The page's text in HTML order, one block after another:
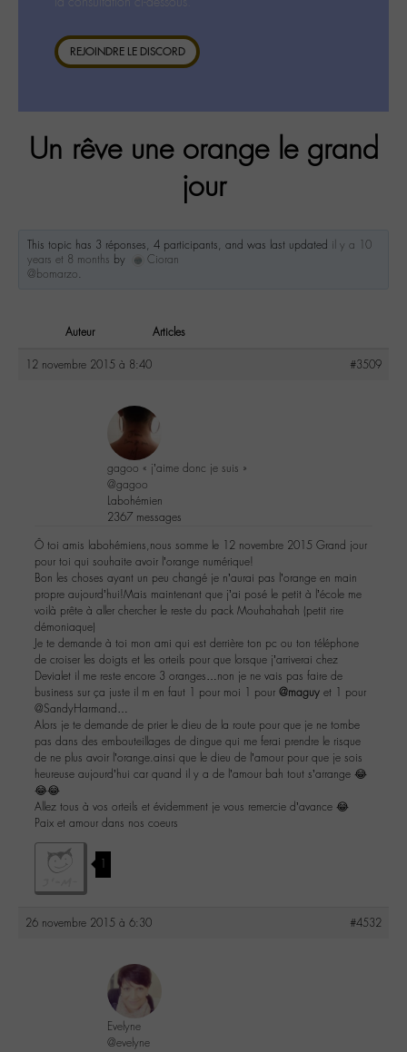
REJOINDRE LE DISCORD
Un rêve une orange le grand
jour
This topic has 3 réponses, 4 participants, and was last updated il y a 10
years et 8 months by
Cioran
@bomarzo.
Auteur Articles
12 novembre 2015 à 8:40 #3509
gagoo « j’aime donc je suis »
@gagoo
Labohémien
2367 messages
Ô toi amis labohémiens,nous somme le 12 novembre 2015 Grand jour
pour toi qui souhaite avoir l’orange numérique!
Bon les choses ayant un peu changé je n’aurai pas l’orange en main
propre aujourd’hui!Mais maintenant que j’ai posé le petit à l’école me
voilà prête à aller chercher le reste du pack Mouhahahah (petit rire
démoniaque)
Je te demande à toi mon ami qui est derrière ton pc ou ton téléphone
de croiser les doigts et les orteils pour que lorsque j’arriverai chez
Devialet il me reste encore 3 oranges…non je ne vais pas faire de
business sur ça juste il m en faut 1 pour moi 1 pour @maguy et 1 pour
@SandyHarmand…
Alors je te demande de prier le dieu de la route pour que je ne tombe
pas dans des embouteillages de dingue qui me ferai prendre le risque
de ne plus avoir l’orange.ainsi que le dieu de l’amour pour que je sois
heureuse aujourd’hui car quand il y a de l’amour bah tout s’arrange 😂
😂😂
Allez tous à vos orteils et évidemment je vous remercie d’avance 😂
Paix et amour dans nos coeurs
1
26 novembre 2015 à 6:30 #4532
Evelyne
@evelyne